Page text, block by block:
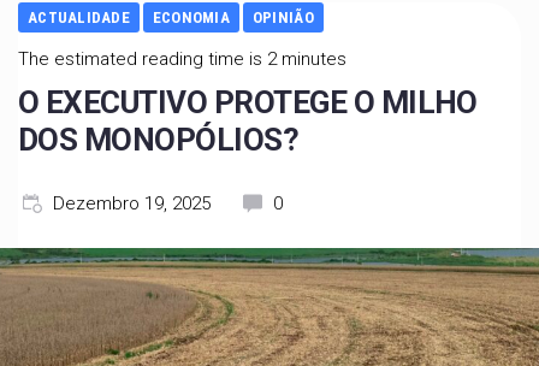
ACTUALIDADE ECONOMIA OPINIÃO
The estimated reading time is 2 minutes
O EXECUTIVO PROTEGE O MILHO
DOS MONOPÓLIOS?
Dezembro 19, 2025 0